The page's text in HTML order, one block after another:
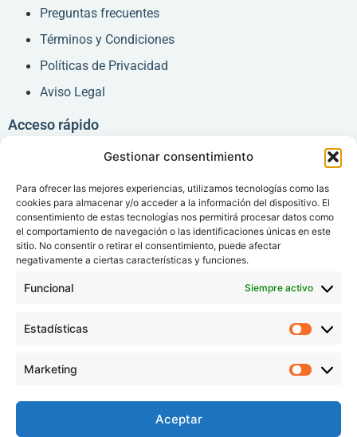
Gestionar consentimiento
Para ofrecer las mejores experiencias, utilizamos tecnologías como las
cookies para almacenar y/o acceder a la información del dispositivo. El
consentimiento de estas tecnologías nos permitirá procesar datos como
el comportamiento de navegación o las identificaciones únicas en este
sitio. No consentir o retirar el consentimiento, puede afectar
negativamente a ciertas características y funciones.
Funcional Siempre activo
Estadísticas
Marketing
Aceptar
Preguntas frecuentes
Términos y Condiciones
Políticas de Privacidad
Aviso Legal
Acceso rápido
Consentimiento Informado
Carta de Derechos y deberes
Acceso pacientes
Área Médica
Área Administrativa
Síguenos